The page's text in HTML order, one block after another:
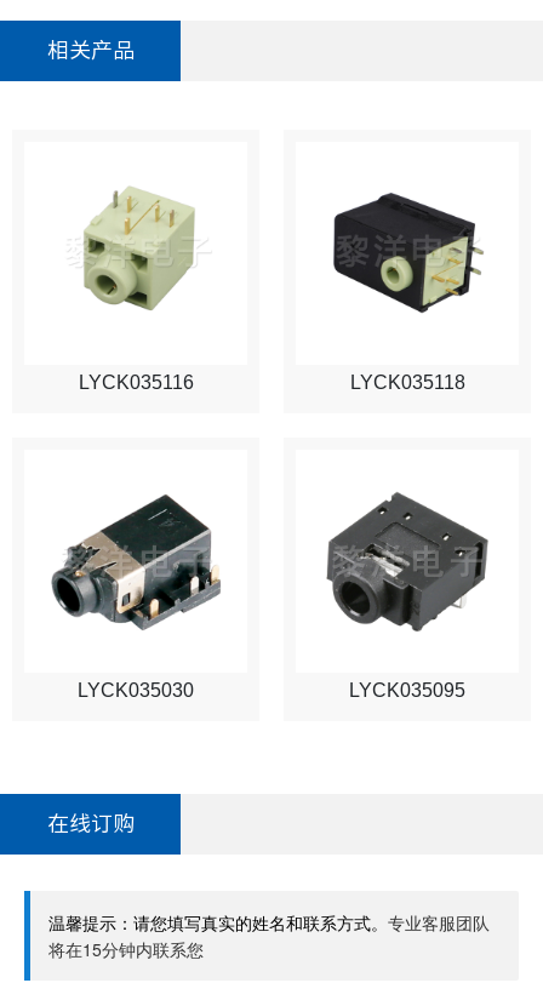
相关产品
LYCK035116 LYCK035118
LYCK035030 LYCK035095
在线订购